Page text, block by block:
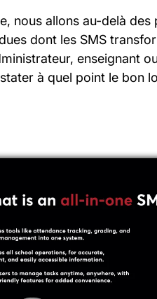
nous allons au-delà
dont les SMS
enseignant
à quel point le bon